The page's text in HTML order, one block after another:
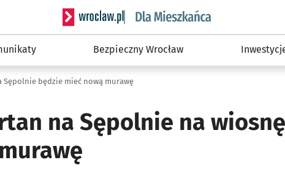
Serwis informacyjny wroclaw.pl podserwis: Dla
Bezpieczny Wrocław
Sępolnie będzie mieć nową murawę
na Sępolnie na